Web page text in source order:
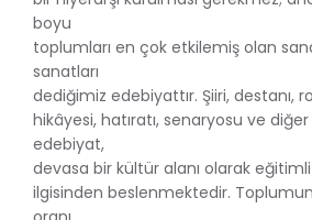
boyu
toplumları en çok etkilemiş olan
sanatları
dediğimiz edebiyattır. Şiiri, destanı,
hikâyesi, hatıratı, senaryosu ve
edebiyat,
devasa bir kültür alanı olarak eğitimli
ilgisinden beslenmektedir.